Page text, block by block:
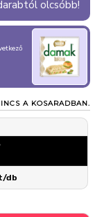
olcsóbb!
A KOSARADBAN.
db